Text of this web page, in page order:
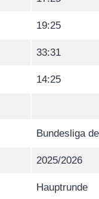
19:25
33:31
14:25
Bundesliga
2025/2026
Hauptrunde